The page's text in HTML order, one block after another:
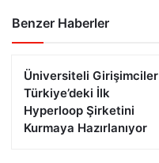
Benzer Haberler
Üniversiteli Girişimciler
Türkiye’deki İlk
Hyperloop Şirketini
Kurmaya Hazırlanıyor